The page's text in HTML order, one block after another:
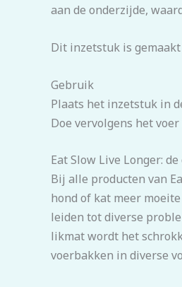
aan de onderzijde,
Dit inzetstuk is
Gebruik
Plaats het inzetstuk in
Doe vervolgens het
Eat Slow Live Longer:
Bij alle producten van
hond of kat meer
leiden tot diverse
likmat wordt het
voerbakken in diverse